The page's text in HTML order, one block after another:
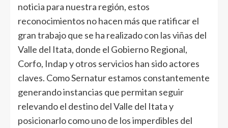
noticia para nuestra región, estos
reconocimientos no hacen más que ratificar el
gran trabajo que se ha realizado con las viñas del
Valle del Itata, donde el Gobierno Regional,
Corfo, Indap y otros servicios han sido actores
claves. Como Sernatur estamos constantemente
generando instancias que permitan seguir
relevando el destino del Valle del Itata y
posicionarlo como uno de los imperdibles del